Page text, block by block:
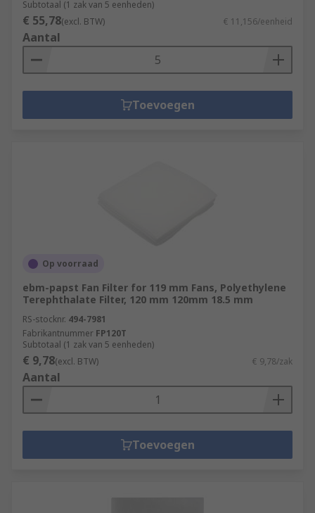
Subtotaal (1 zak van 5 eenheden)
€ 55,78(excl. BTW) € 11,156/eenheid
Aantal
Toevoegen
Op voorraad
ebm-papst Fan Filter for 119 mm Fans, Polyethylene
Terephthalate Filter, 120 mm 120mm 18.5 mm
RS-stocknr. 494-7981
Fabrikantnummer FP120T
Subtotaal (1 zak van 5 eenheden)
€ 9,78(excl. BTW) € 9,78/zak
Aantal
Toevoegen